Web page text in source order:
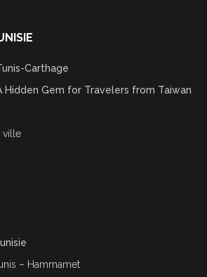
Carthage
Hidden Gem for Travelers from Taiwan
ville
– Hammamet